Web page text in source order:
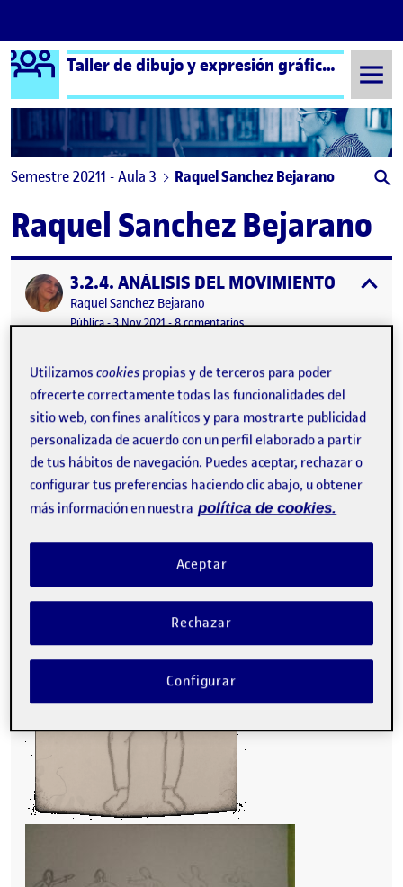
Saltar al contenido
Logo Ágora Taller de dibujo y expresión gráfica aula 3
Semestre 20211 - Aula 3 Raquel Sanchez Bejarano
Raquel Sanchez Bejarano
Publicado por3.2.4. ANÁLISIS DEL MOVIMIENTO
Publicado por
Raquel Sanchez Bejarano
Visibilidad:
Pública-Fecha de publicación
3 Nov 20213 mayo, 2022 2:35 pm
-8 comentariosen 3.2.4. ANÁLISIS DEL
Movimiento inspirado en mi hija con la música de
«Fiebre del Sábado Noche». Difícil de llevar a cabo y tras
muchas horas y trabajando con lamano izquierdaa lo
que he podido llegar medio satisfactoriamente es a este
resultado.
Utilizamoscookies propias y de terceros para poder
ofrecerte correctamente todas las funcionalidades del
sitio web, con fines analíticos y para mostrarte publicidad
personalizada de acuerdo con un perfil elaborado a partir
de tus hábitos de navegación. Puedes aceptar, rechazar o
configurar tus preferencias haciendo clic abajo, u obtener
más información en nuestra política de cookies.
Rechazar
Aceptar
Configurar